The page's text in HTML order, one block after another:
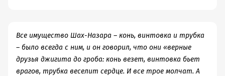
Все имущество Шах-Назара – конь, винтовка и трубка
– было всегда с ним, и он говорил, что они «верные
друзья джигита до гроба: конь везет, винтовка бьет
врагов, трубка веселит сердце. И все трое молчат. А